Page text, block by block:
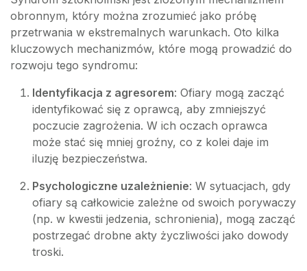
obronnym, który można zrozumieć jako próbę
przetrwania w ekstremalnych warunkach. Oto kilka
kluczowych mechanizmów, które mogą prowadzić do
rozwoju tego syndromu:
Identyfikacja z agresorem: Ofiary mogą zacząć
identyfikować się z oprawcą, aby zmniejszyć
poczucie zagrożenia. W ich oczach oprawca
może stać się mniej groźny, co z kolei daje im
iluzję bezpieczeństwa.
Psychologiczne uzależnienie: W sytuacjach, gdy
ofiary są całkowicie zależne od swoich porywaczy
(np. w kwestii jedzenia, schronienia), mogą zacząć
postrzegać drobne akty życzliwości jako dowody
troski.